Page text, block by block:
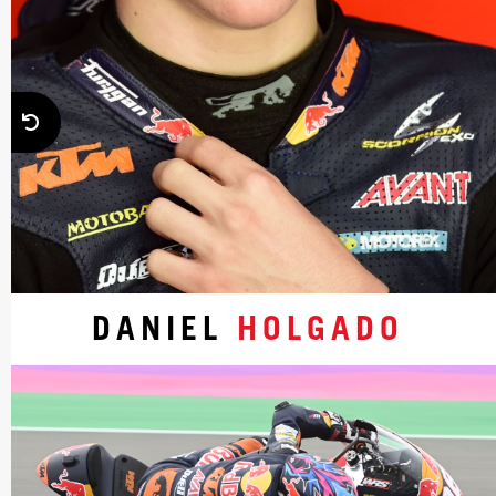
DANIEL HOLGADO